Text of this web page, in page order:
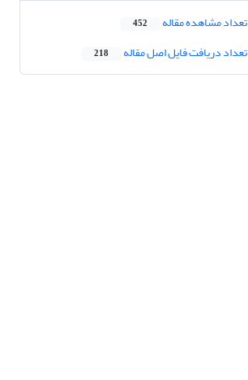
تعداد مشاهده مقاله 452
تعداد دریافت فایل اصل مقاله 218